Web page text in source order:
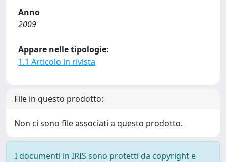
Anno
2009
Appare nelle tipologie:
1.1 Articolo in rivista
File in questo prodotto:
Non ci sono file associati a questo prodotto.
I documenti in IRIS sono protetti da copyright e